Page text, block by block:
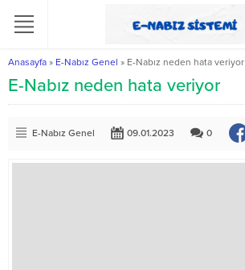
Anasayfa » E-Nabız Genel » E-Nabız neden hata veriyor
E-Nabız neden hata veriyor
E-Nabız Genel 09.01.2023 0